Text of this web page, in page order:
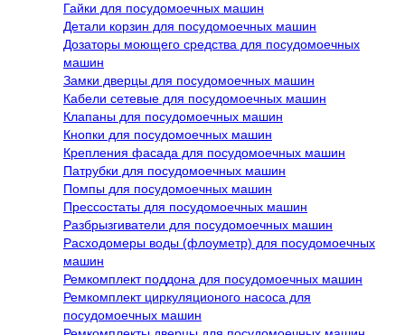
Гайки для посудомоечных машин
Детали корзин для посудомоечных машин
Дозаторы моющего средства для посудомоечных
машин
Замки дверцы для посудомоечных машин
Кабели сетевые для посудомоечных машин
Клапаны для посудомоечных машин
Кнопки для посудомоечных машин
Крепления фасада для посудомоечных машин
Патрубки для посудомоечных машин
Помпы для посудомоечных машин
Прессостаты для посудомоечных машин
Разбрызгиватели для посудомоечных машин
Расходомеры воды (флоуметр) для посудомоечных
машин
Ремкомплект поддона для посудомоечных машин
Ремкомплект циркуляционого насоса для
посудомоечных машин